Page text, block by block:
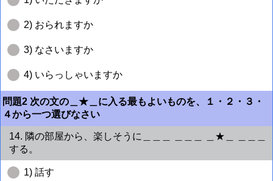
2) おられますか
3) なさいますか
4) いらっしゃいますか
問題2 次の文の＿★＿に入る最もよいものを、１・２・３・
４から一つ選びなさい
14. 隣の部屋から、楽しそうに＿＿＿ ＿＿＿ ＿★＿ ＿＿＿
する。
1) 話す